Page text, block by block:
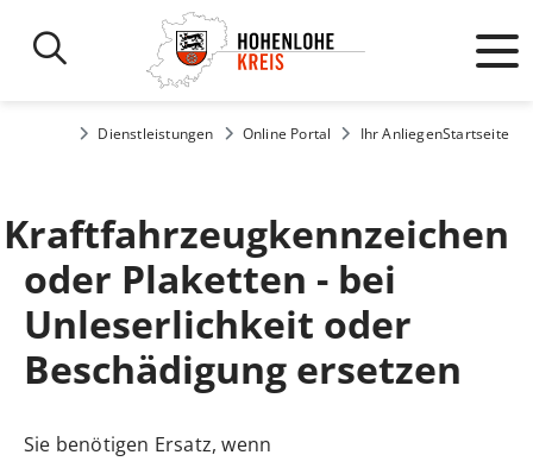
Startseite
Ihr Anliegen
Online Portal
Dienstleistungen
Kraftfahrzeugkennzeichen
oder Plaketten - bei
Unleserlichkeit oder
Beschädigung ersetzen
Sie benötigen Ersatz, wenn